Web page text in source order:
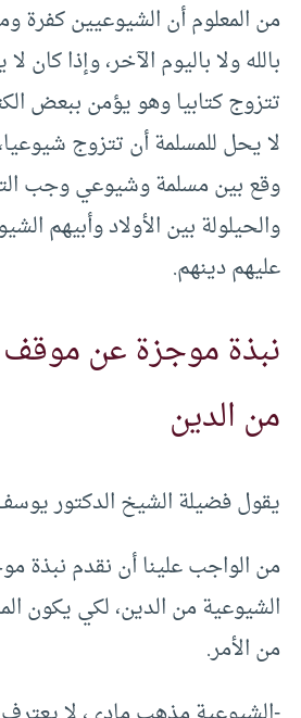
من المعلوم أن الشيوعيين كفرة
بالله ولا باليوم الآخر، وإذا كان
تتزوج كتابيا وهو يؤمن ببعض
لا يحل للمسلمة أن تتزوج
وقع بين مسلمة وشيوعي وجب
والحيلولة بين الأولاد وأبيهم
عليهم دينهم.
نبذة موجزة عن موقف
من الدين
يقول فضيلة الشيخ الدكتور
من الواجب علينا أن نقدم نبذة
الشيوعية من الدين، لكي يكون
من الأمر.